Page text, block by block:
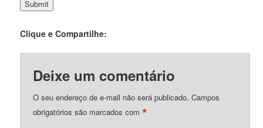
Clique e Compartilhe:
Deixe um comentário
O seu endereço de e-mail não será publicado. Campos
obrigatórios são marcados com*